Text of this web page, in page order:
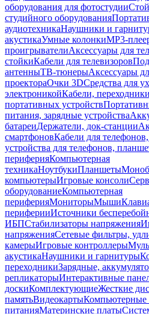
оборудования для фотостудии
студийного оборудования
аудиотехникаНаушники и
акустикаУмные колонкиMP3-
проигрывателиАксессуары для
стойкиКабели для телевизоров
антенныТВ-тюнерыАксессуары
проектораОчки 3DСредства для
электроникойКабели, переходники
портативных устройств
питания, зарядные устройства
батареиДержатели, док-станции
смартфоновКабели для
устройства для телефонов,
периферияКомпьютерная
техникаНоутбукиПланшеты
компьютерыИгровые консоли
оборудованиеКомпьютерная
периферияМониторыМыши
периферииИсточники
ИБПСтабилизаторы напряжения
напряженияСетевые фильтры,
камерыИгровые контроллеры
акустикаНаушники и гарнитуры
переходникиЗарядные,
репликаторыИнтерактивные
доскиКомплектующиеЖесткие
памятьВидеокартыКомпьютерные
питанияМатеринские платы